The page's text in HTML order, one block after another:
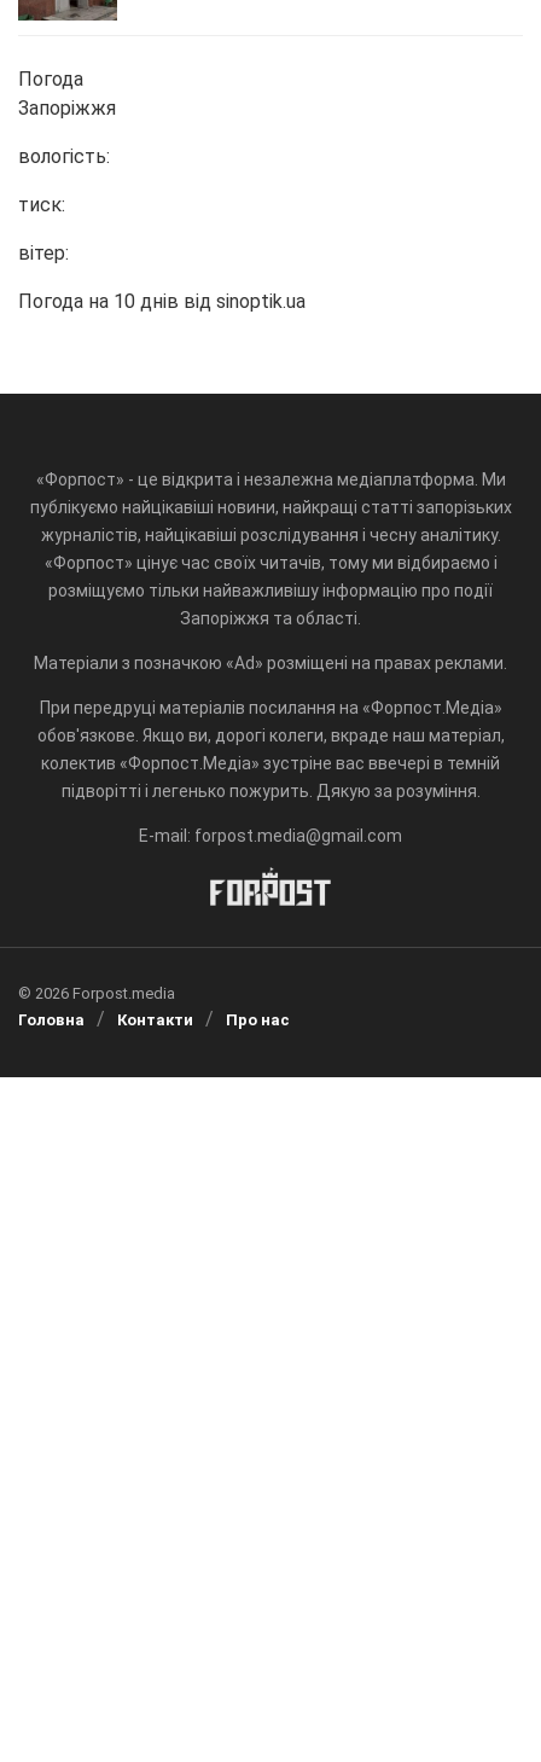
Погода
Запоріжжя
вологість:
тиск:
вітер:
Погода на 10 днів від sinoptik.ua
«Форпост» - це відкрита і незалежна медіаплатформа. Ми
публікуємо найцікавіші новини, найкращі статті запорізьких
журналістів, найцікавіші розслідування і чесну аналітику.
«Форпост» цінує час своїх читачів, тому ми відбираємо і
розміщуємо тільки найважливішу інформацію про події
Запоріжжя та області.
Матеріали з позначкою «Ad» розміщені на правах реклами.
При передруці матеріалів посилання на «Форпост.Медіа»
обов'язкове. Якщо ви, дорогі колеги, вкраде наш матеріал,
колектив «Форпост.Медіа» зустріне вас ввечері в темній
підворітті і легенько пожурить. Дякую за розуміння.
E-mail: forpost.media@gmail.com
© 2026 Forpost.media
Головна
Контакти Про нас